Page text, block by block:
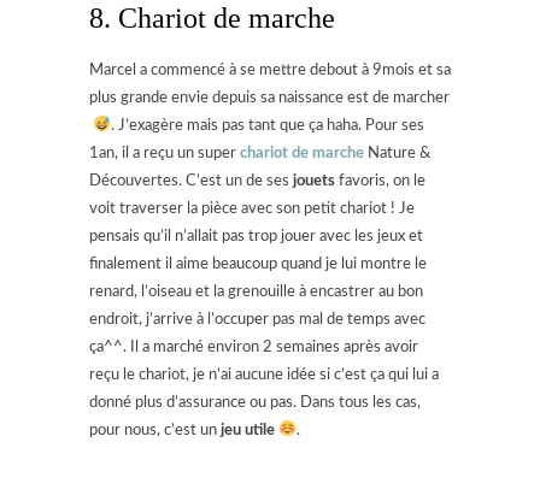
8. Chariot de marche
Marcel a commencé à se mettre debout à 9mois et sa
plus grande envie depuis sa naissance est de marcher
. J’exagère mais pas tant que ça haha. Pour ses
1an, il a reçu un super chariot de marche Nature &
Découvertes. C’est un de ses jouets favoris, on le
voit traverser la pièce avec son petit chariot ! Je
pensais qu’il n’allait pas trop jouer avec les jeux et
finalement il aime beaucoup quand je lui montre le
renard, l’oiseau et la grenouille à encastrer au bon
endroit, j’arrive à l’occuper pas mal de temps avec
ça^^. Il a marché environ 2 semaines après avoir
reçu le chariot, je n’ai aucune idée si c’est ça qui lui a
donné plus d’assurance ou pas. Dans tous les cas,
pour nous, c’est un jeu utile .